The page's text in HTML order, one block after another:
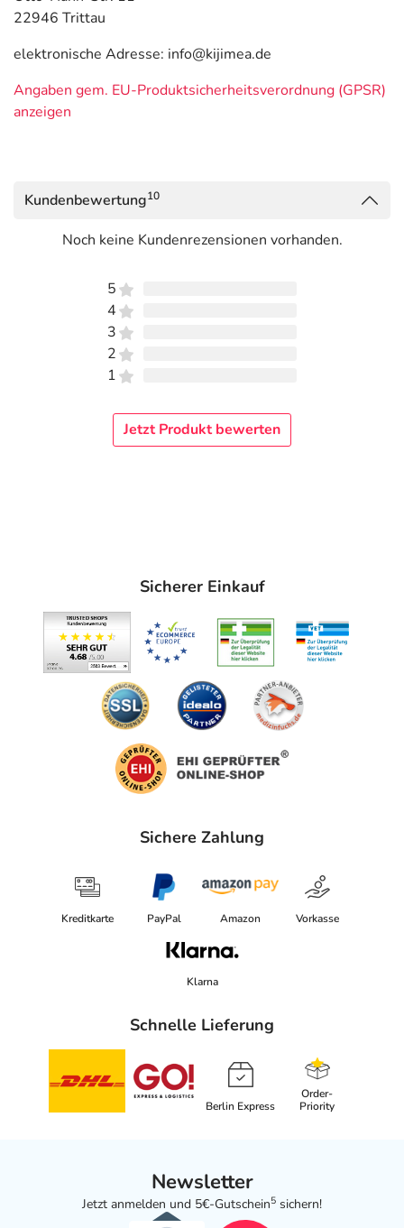
22946 Trittau
elektronische Adresse: info@kijimea.de
Angaben gem. EU-Produktsicherheitsverordnung (GPSR)
anzeigen
Kundenbewertung10
Noch keine Kundenrezensionen vorhanden.
5
4
3
2
1
Jetzt Produkt bewerten
Sicherer Einkauf
Sichere Zahlung
Kreditkarte PayPal Amazon Vorkasse
Klarna
Schnelle Lieferung
Berlin Express
Order-
Priority
Newsletter
Jetzt anmelden und 5€-Gutschein5 sichern!